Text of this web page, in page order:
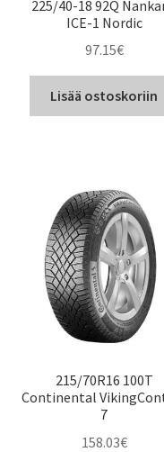
225/40-18 92Q
ICE-1 Nordic
97.15€
Lisää ostoskoriin
215/70R16 100T
Continental
7
158.03€